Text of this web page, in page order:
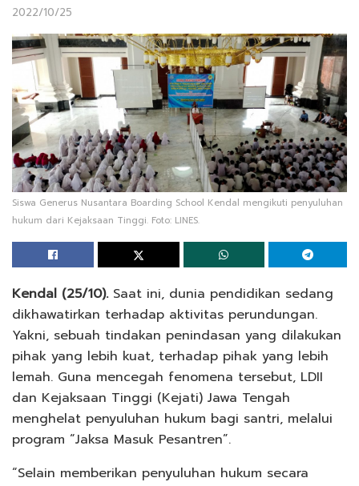
2022/10/25
Siswa Generus Nusantara Boarding School Kendal mengikuti penyuluhan
hukum dari Kejaksaan Tinggi. Foto: LINES.
Kendal (25/10).Saat ini, dunia pendidikan sedang
dikhawatirkan terhadap aktivitas perundungan.
Yakni, sebuah tindakan penindasan yang dilakukan
pihak yang lebih kuat, terhadap pihak yang lebih
lemah. Guna mencegah fenomena tersebut, LDII
dan Kejaksaan Tinggi (Kejati) Jawa Tengah
menghelat penyuluhan hukum bagi santri, melalui
program “Jaksa Masuk Pesantren”.
“Selain memberikan penyuluhan hukum secara